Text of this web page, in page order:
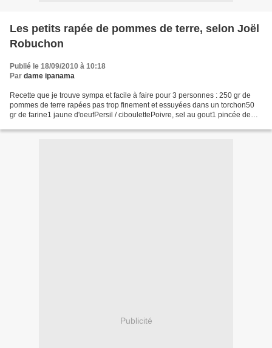
Les petits rapée de pommes de terre, selon Joël
Robuchon
Publié le 18/09/2010 à 10:18
Par dame ipanama
Recette que je trouve sympa et facile à faire pour 3 personnes : 250 gr de
pommes de terre rapées pas trop finement et essuyées dans un torchon50
gr de farine1 jaune d'oeufPersil / ciboulettePoivre, sel au gout1 pincée de
Publicité